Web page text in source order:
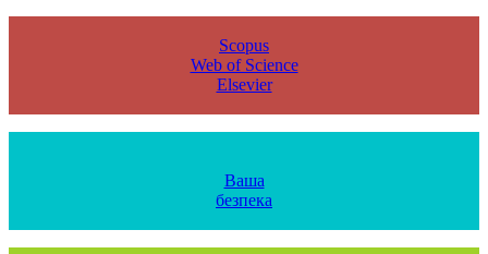
Scopus
Web of Science
Elsevier
Ваша
безпека